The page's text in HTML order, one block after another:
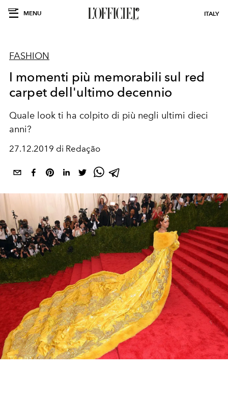
MENU ITALY
FASHION
I momenti più memorabili sul red
carpet dell'ultimo decennio
Quale look ti ha colpito di più negli ultimi dieci
anni?
27.12.2019 di Redação